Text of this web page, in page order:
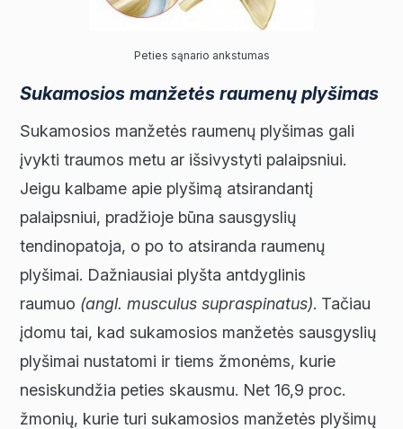
Peties sąnario ankstumas
Sukamosios manžetės raumenų plyšimas
Sukamosios manžetės raumenų plyšimas gali
įvykti traumos metu ar išsivystyti palaipsniui.
Jeigu kalbame apie plyšimą atsirandantį
palaipsniui, pradžioje būna sausgyslių
tendinopatoja, o po to atsiranda raumenų
plyšimai. Dažniausiai plyšta antdyglinis
raumuo (angl. musculus supraspinatus). Tačiau
įdomu tai, kad sukamosios manžetės sausgyslių
plyšimai nustatomi ir tiems žmonėms, kurie
nesiskundžia peties skausmu. Net 16,9 proc.
žmonių, kurie turi sukamosios manžetės plyšimų